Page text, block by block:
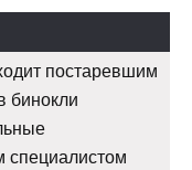
постаревшим
бинокли
специалистом